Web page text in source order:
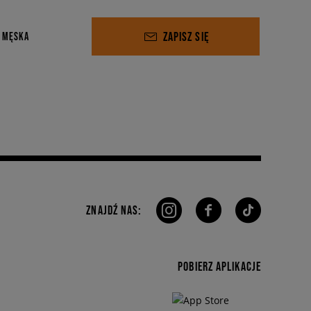
MĘSKA ZAPISZ SIĘ
ZNAJDŹ NAS:
POBIERZ APLIKACJE